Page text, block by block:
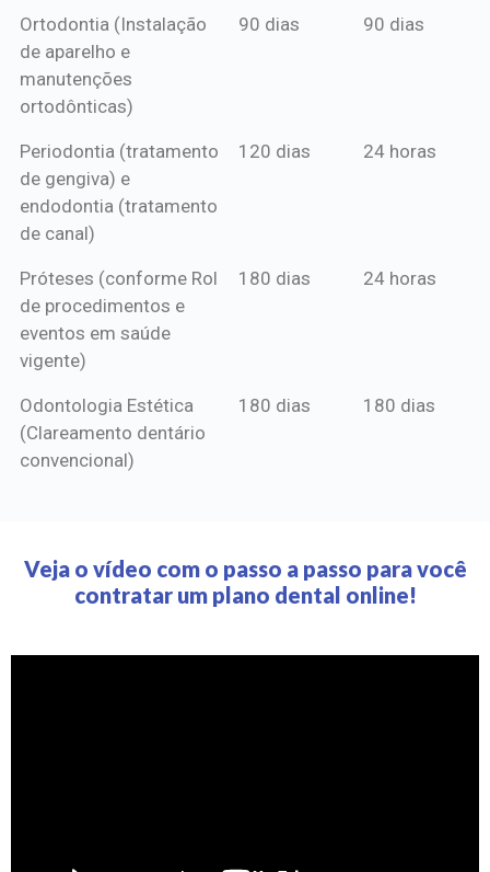
Ortodontia (Instalação
de aparelho e
manutenções
ortodônticas)
90 dias 90 dias
Periodontia (tratamento
de gengiva) e
endodontia (tratamento
de canal)
120 dias 24 horas
Próteses (conforme Rol
de procedimentos e
eventos em saúde
vigente)
180 dias 24 horas
Odontologia Estética
(Clareamento dentário
convencional)
180 dias 180 dias
Veja o vídeo com o passo a passo para você
contratar um plano dental online!